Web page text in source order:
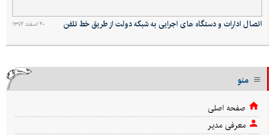
۲۰ اسفند ۱۳۹۷ اتصال ادارات و دستگاه های اجرایی به شبکه دولت از طریق خط تلفن
منو
صفحه اصلی
معرفی مدیر